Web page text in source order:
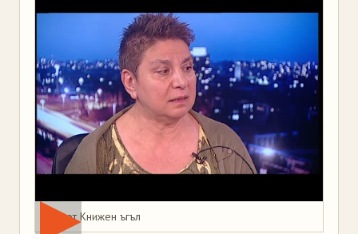
Мая от Книжен ъгъл